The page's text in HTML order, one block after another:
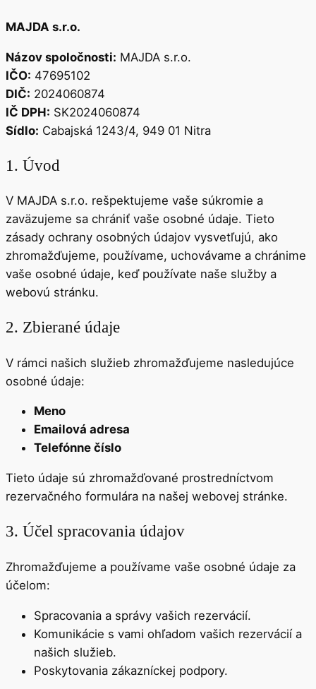
MAJDA s.r.o.
Názov spoločnosti: MAJDA s.r.o.
IČO: 47695102
DIČ: 2024060874
IČ DPH: SK2024060874
Sídlo: Cabajská 1243/4, 949 01 Nitra
1. Úvod
V MAJDA s.r.o. rešpektujeme vaše súkromie a
zaväzujeme sa chrániť vaše osobné údaje. Tieto
zásady ochrany osobných údajov vysvetľujú, ako
zhromažďujeme, používame, uchovávame a chránime
vaše osobné údaje, keď používate naše služby a
webovú stránku.
2. Zbierané údaje
V rámci našich služieb zhromažďujeme nasledujúce
osobné údaje:
Meno
Emailová adresa
Telefónne číslo
Tieto údaje sú zhromažďované prostredníctvom
rezervačného formulára na našej webovej stránke.
3. Účel spracovania údajov
Zhromažďujeme a používame vaše osobné údaje za
účelom:
Spracovania a správy vašich rezervácií.
Komunikácie s vami ohľadom vašich rezervácií a
našich služieb.
Poskytovania zákazníckej podpory.